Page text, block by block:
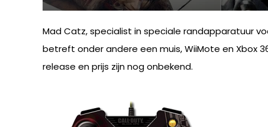
Mad Catz, specialist in speciale randapparatuur
betreft onder andere een muis, WiiMote en Xbox
release en prijs zijn nog onbekend.